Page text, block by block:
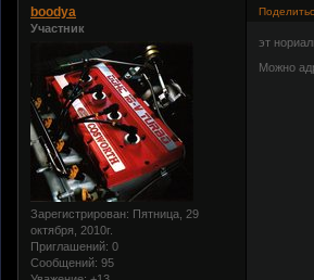
boodya
Участник
Зарегистрирован: Пятница, 29
октября, 2010г.
Приглашений: 0
Сообщений: 95
эт
Можно